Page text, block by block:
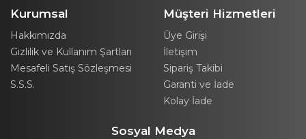
Kurumsal
Hakkımızda
Gizlilik ve Kullanım Şartları
Mesafeli Satış Sözleşmesi
S.S.S.
Müşteri Hizmetleri
Üye Girişi
İletişim
Sipariş Takibi
Garanti ve İade
Kolay İade
Sosyal Medya